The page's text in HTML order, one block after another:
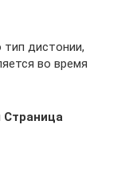
тип дистонии,
во время
Страница